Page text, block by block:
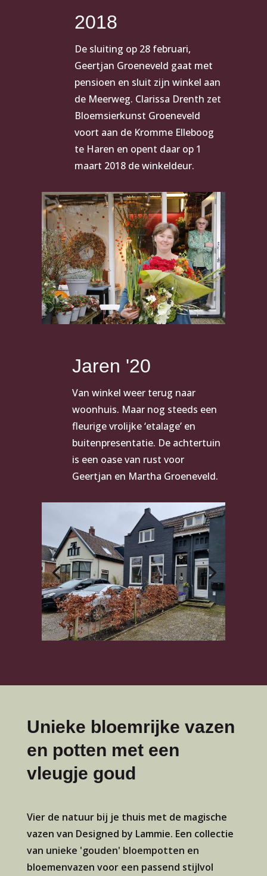
2018
De sluiting op 28 februari,
Geertjan Groeneveld gaat met
pensioen en sluit zijn winkel aan
de Meerweg. Clarissa Drenth zet
Bloemsierkunst Groeneveld
voort aan de Kromme Elleboog
te Haren en opent daar op 1
maart 2018 de winkeldeur.
Jaren '20
Van winkel weer terug naar
woonhuis. Maar nog steeds een
fleurige vrolijke ‘etalage’ en
buitenpresentatie. De achtertuin
is een oase van rust voor
Geertjan en Martha Groeneveld.
Unieke bloemrijke vazen
en potten met een
vleugje goud
Vier de natuur bij je thuis met de magische
vazen van Designed by Lammie. Een collectie
van unieke 'gouden' bloempotten en
bloemenvazen voor een passend stijlvol